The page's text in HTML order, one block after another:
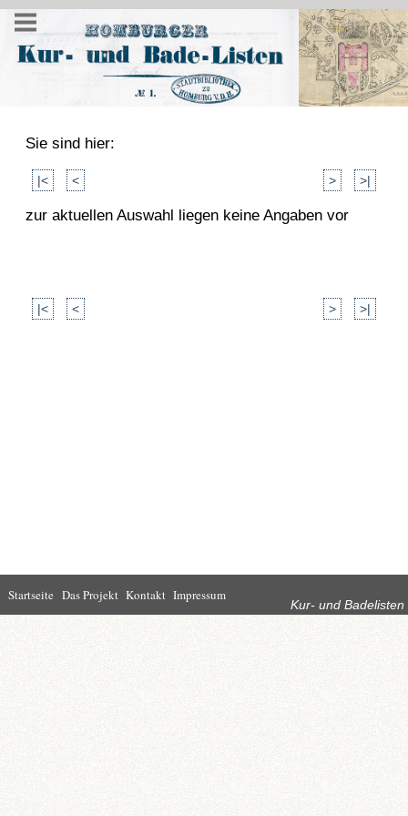
Sie sind hier:
|< < > >|
zur aktuellen Auswahl liegen keine Angaben vor
|< < > >|
Startseite
Leben in Bad
Homburg
Rathaus
Kultur Wirtschaft
Kur und
Tourismus
Kur- und Badelisten
Startseite Das Projekt Kontakt Impressum